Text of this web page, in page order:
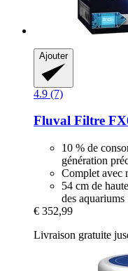
Ajouter
4.9 (7)
Fluval Filtre
10 % de
génération
Complet avec
54 cm de
des aquariums
€ 352,99
Livraison gratuite